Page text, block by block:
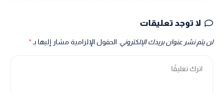
لا توجد تعليقات
لن يتم نشر عنوان بريدك الإلكتروني. الحقول الإلزامية مشار إليها بـ